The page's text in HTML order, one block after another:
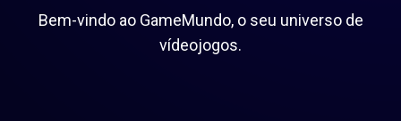
Bem-vindo ao GameMundo, o seu universo de
vídeojogos.